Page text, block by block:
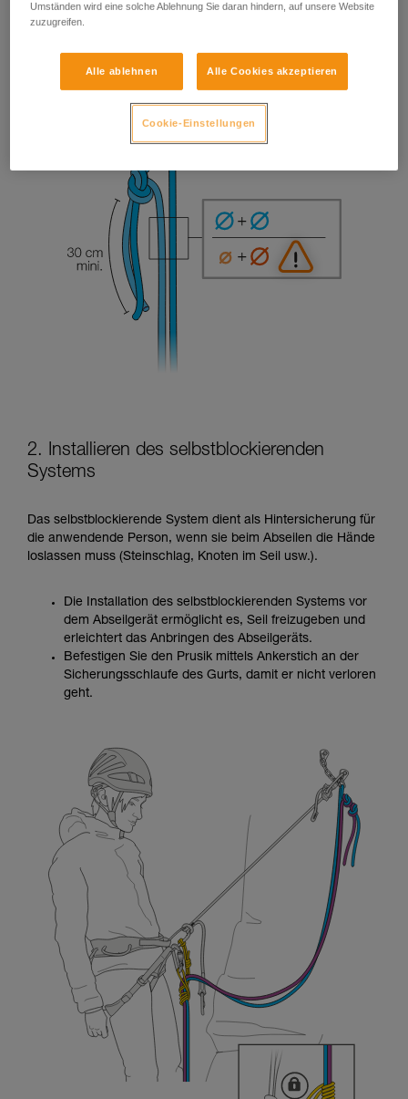
2. Installieren des selbstblockierenden
Systems
Das selbstblockierende System dient als Hintersicherung für
die anwendende Person, wenn sie beim Abseilen die Hände
loslassen muss (Steinschlag, Knoten im Seil usw.).
Die Installation des selbstblockierenden Systems vor
dem Abseilgerät ermöglicht es, Seil freizugeben und
erleichtert das Anbringen des Abseilgeräts.
Befestigen Sie den Prusik mittels Ankerstich an der
Sicherungsschlaufe des Gurts, damit er nicht verloren
geht.
Umständen wird eine solche Ablehnung Sie daran hindern, auf unsere Website
zuzugreifen.
Alle ablehnen Alle Cookies akzeptieren
Cookie-Einstellungen